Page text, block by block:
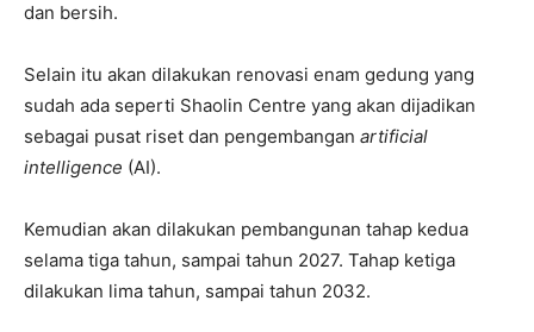
dan bersih.
Selain itu akan dilakukan renovasi enam gedung yang
sudah ada seperti Shaolin Centre yang akan dijadikan
sebagai pusat riset dan pengembangan artificial
intelligence (AI).
Kemudian akan dilakukan pembangunan tahap kedua
selama tiga tahun, sampai tahun 2027. Tahap ketiga
dilakukan lima tahun, sampai tahun 2032.